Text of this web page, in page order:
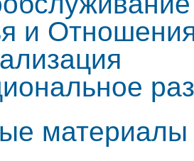
и
материалы